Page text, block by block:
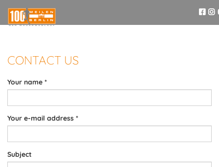
CONTACT US
Your name *
Your e-mail address *
Subject